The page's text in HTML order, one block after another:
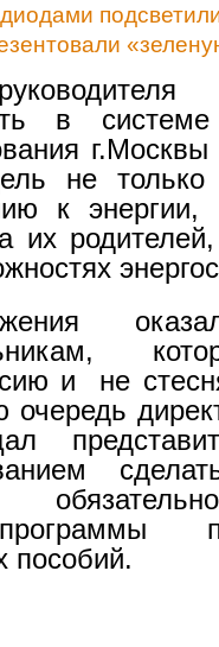
в
не только
к
их
и не
программы
пособий.